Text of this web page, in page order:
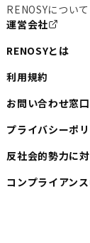
RENOSYについて
運営会社
RENOSYとは
利用規約
お問い合わせ窓口
プライバシーポ
反社会的勢力に
コンプライアンス